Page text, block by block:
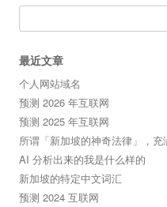
for:
最近文章
个人网站域名
预测 2026 年互联网
预测 2025 年互联网
所谓「新加坡的神奇法律」，
AI 分析出来的我是什么样的
新加坡的特定中文词汇
预测 2024 互联网